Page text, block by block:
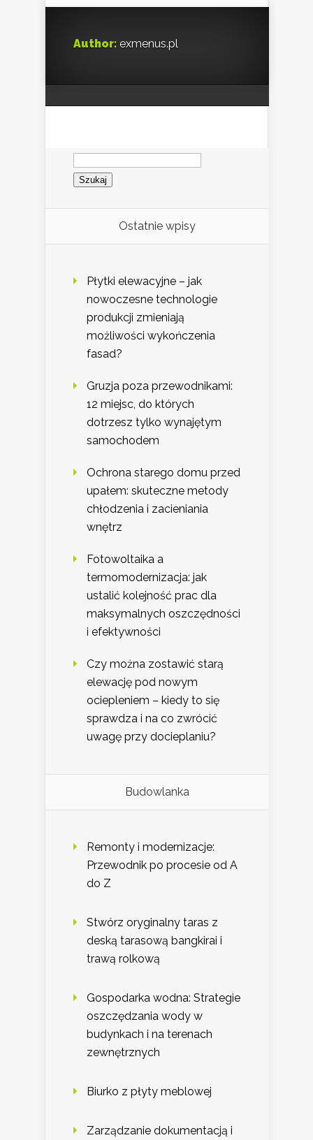
Author: exmenus.pl
Szukaj:
Ostatnie wpisy
Płytki elewacyjne – jak
nowoczesne technologie
produkcji zmieniają
możliwości wykończenia
fasad?
Gruzja poza przewodnikami:
12 miejsc, do których
dotrzesz tylko wynajętym
samochodem
Ochrona starego domu przed
upałem: skuteczne metody
chłodzenia i zacieniania
wnętrz
Fotowoltaika a
termomodernizacja: jak
ustalić kolejność prac dla
maksymalnych oszczędności
i efektywności
Czy można zostawić starą
elewację pod nowym
ociepleniem – kiedy to się
sprawdza i na co zwrócić
uwagę przy docieplaniu?
Budowlanka
Remonty i modernizacje:
Przewodnik po procesie od A
do Z
Stwórz oryginalny taras z
deską tarasową bangkirai i
trawą rolkową
Gospodarka wodna: Strategie
oszczędzania wody w
budynkach i na terenach
zewnętrznych
Biurko z płyty meblowej
Zarządzanie dokumentacją i